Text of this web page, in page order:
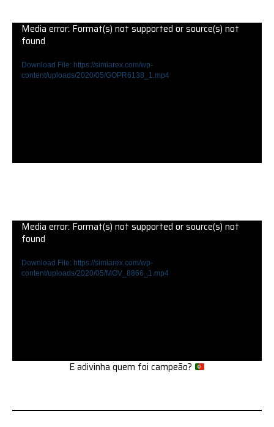
Media error: Format(s) not supported or source(s) not
found
Download File: https://simiarex.com/wp-
content/uploads/2020/05/GOPR6138_1.mp4
Media error: Format(s) not supported or source(s) not
found
Download File: https://simiarex.com/wp-
content/uploads/2020/05/MOV_8866_1.mp4
E adivinha quem foi campeão?